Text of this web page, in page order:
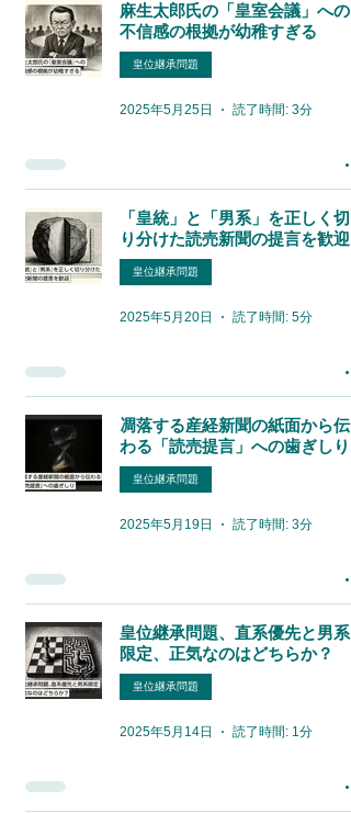
麻生太郎氏の「皇室会議」への
不信感の根拠が幼稚すぎる
皇位継承問題
2025年5月25日 読了時間: 3分
「皇統」と「男系」を正しく切
り分けた読売新聞の提言を歓迎
皇位継承問題
2025年5月20日 読了時間: 5分
凋落する産経新聞の紙面から伝
わる「読売提言」への歯ぎしり
皇位継承問題
2025年5月19日 読了時間: 3分
皇位継承問題、直系優先と男系
限定、正気なのはどちらか？
皇位継承問題
2025年5月14日 読了時間: 1分